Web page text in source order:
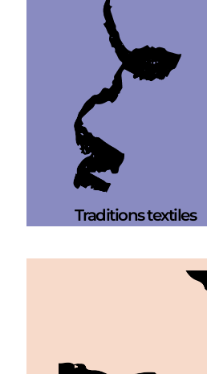
Traditions textiles